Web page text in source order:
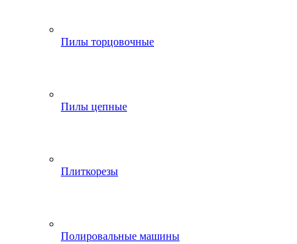
Пилы торцовочные
Пилы цепные
Плиткорезы
Полировальные машины